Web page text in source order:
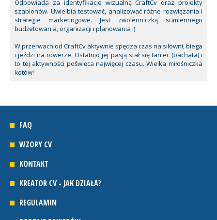
Odpowiada za identyfikacje wizualną CraftCv oraz projekty
szablonów. Uwielbia testować, analizować różne rozwiązania i
strategie marketingowe. Jest zwolenniczką sumiennego
budżetowania, organizacji i planowania :)
W przerwach od CraftCv aktywnie spędza czas na siłowni, biega
i jeździ na rowerze. Ostatnio jej pasją stał się taniec (bachata) i
to tej aktywności poświęca najwięcej czasu. Wielka miłośniczka
kotów!
FAQ
WZORY CV
KONTAKT
KREATOR CV - JAK DZIAŁA?
REGULAMIN